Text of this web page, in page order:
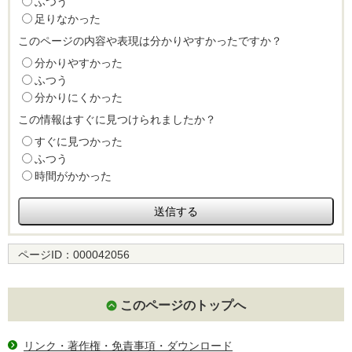
足りなかった
このページの内容や表現は分かりやすかったですか？
分かりやすかった
ふつう
分かりにくかった
この情報はすぐに見つけられましたか？
すぐに見つかった
ふつう
時間がかかった
ページID： 000042056
このページのトップへ
リンク・著作権・免責事項・ダウンロード